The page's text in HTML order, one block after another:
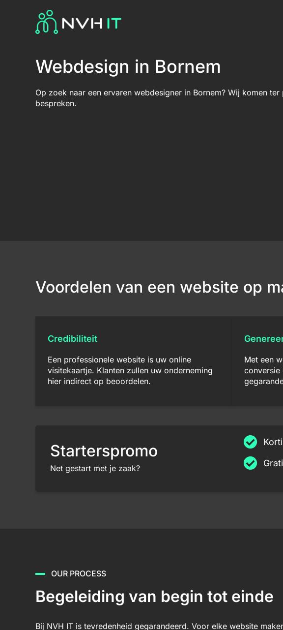
Webdesign in Bornem
Op zoek naar een ervaren webdesigner in Bornem? Wij komen
bespreken.
Voordelen van een website op
Credibiliteit
Een professionele website is uw online
visitekaartje. Klanten zullen uw onderneming
hier indirect op beoordelen.
Met een
conversie
Starterspromo
Net gestart met je zaak?
OUR PROCESS
Begeleiding van begin tot einde
Bij NVH IT is tevredenheid gegarandeerd. Voor elke website